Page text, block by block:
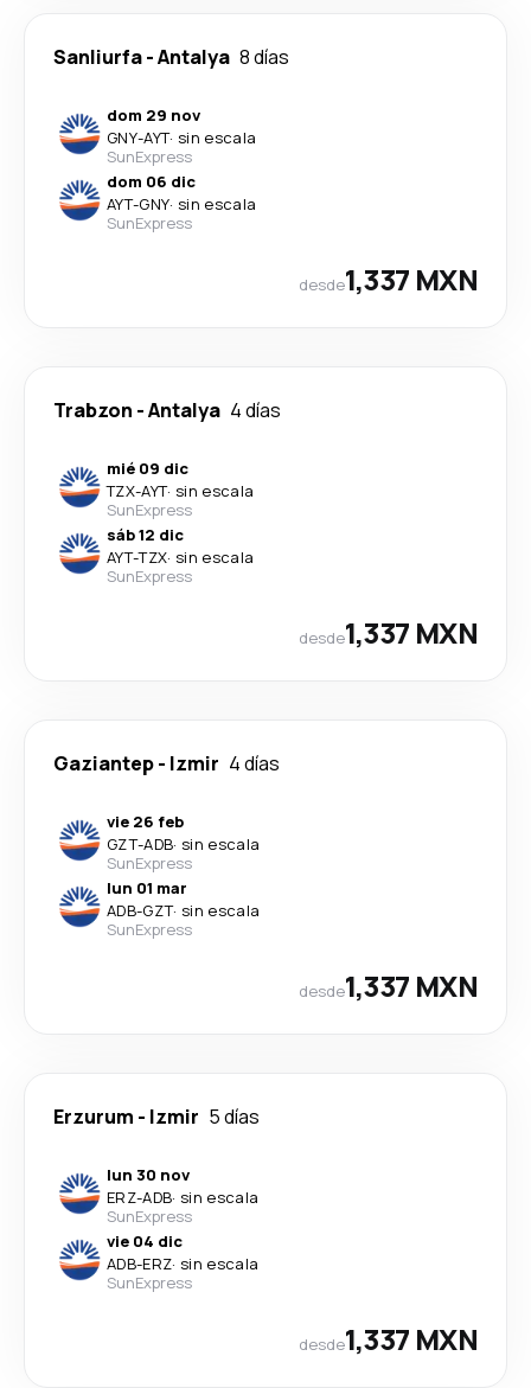
Sanliurfa-Antalya 8 días
dom 29 nov
GNY-AYT· sin escala
SunExpress
dom 06 dic
AYT-GNY· sin escala
SunExpress
desde1,337 MXN
Trabzon -Antalya 4 días
mié 09 dic
TZX-AYT· sin escala
SunExpress
sáb 12 dic
AYT-TZX· sin escala
SunExpress
desde1,337 MXN
Gaziantep- Izmir 4 días
vie 26 feb
GZT-ADB· sin escala
SunExpress
lun 01 mar
ADB-GZT· sin escala
SunExpress
desde1,337 MXN
Erzurum - Izmir 5 días
lun 30 nov
ERZ-ADB· sin escala
SunExpress
vie 04 dic
ADB-ERZ· sin escala
SunExpress
desde1,337 MXN